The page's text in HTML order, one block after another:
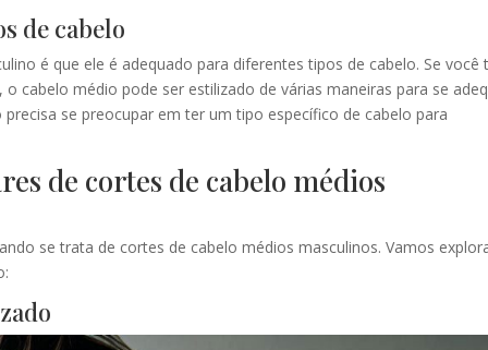
de cabelo
é que ele é adequado para diferentes tipos de cabelo. Se você
cabelo médio pode ser estilizado de várias maneiras para se
se preocupar em ter um tipo específico de cabelo para
de cortes de cabelo médios
se trata de cortes de cabelo médios masculinos. Vamos